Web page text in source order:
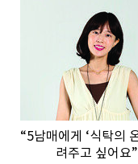
“5남매에게 ‘식탁의
려주고 싶어요”